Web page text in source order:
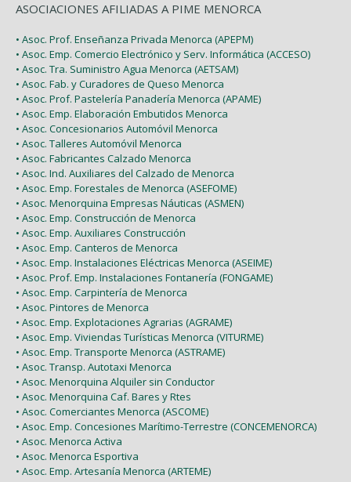
ASOCIACIONES AFILIADAS A PIME MENORCA
• Asoc. Prof. Enseñanza Privada Menorca (APEPM)
• Asoc. Emp. Comercio Electrónico y Serv. Informática (ACCESO)
• Asoc. Tra. Suministro Agua Menorca (AETSAM)
• Asoc. Fab. y Curadores de Queso Menorca
• Asoc. Prof. Pastelería Panadería Menorca (APAME)
• Asoc. Emp. Elaboración Embutidos Menorca
• Asoc. Concesionarios Automóvil Menorca
• Asoc. Talleres Automóvil Menorca
• Asoc. Fabricantes Calzado Menorca
• Asoc. Ind. Auxiliares del Calzado de Menorca
• Asoc. Emp. Forestales de Menorca (ASEFOME)
• Asoc. Menorquina Empresas Náuticas (ASMEN)
• Asoc. Emp. Construcción de Menorca
• Asoc. Emp. Auxiliares Construcción
• Asoc. Emp. Canteros de Menorca
• Asoc. Emp. Instalaciones Eléctricas Menorca (ASEIME)
• Asoc. Prof. Emp. Instalaciones Fontanería (FONGAME)
• Asoc. Emp. Carpintería de Menorca
• Asoc. Pintores de Menorca
• Asoc. Emp. Explotaciones Agrarias (AGRAME)
• Asoc. Emp. Viviendas Turísticas Menorca (VITURME)
• Asoc. Emp. Transporte Menorca (ASTRAME)
• Asoc. Transp. Autotaxi Menorca
• Asoc. Menorquina Alquiler sin Conductor
• Asoc. Menorquina Caf. Bares y Rtes
• Asoc. Comerciantes Menorca (ASCOME)
• Asoc. Emp. Concesiones Marítimo-Terrestre (CONCEMENORCA)
• Asoc. Menorca Activa
• Asoc. Menorca Esportiva
• Asoc. Emp. Artesanía Menorca (ARTEME)